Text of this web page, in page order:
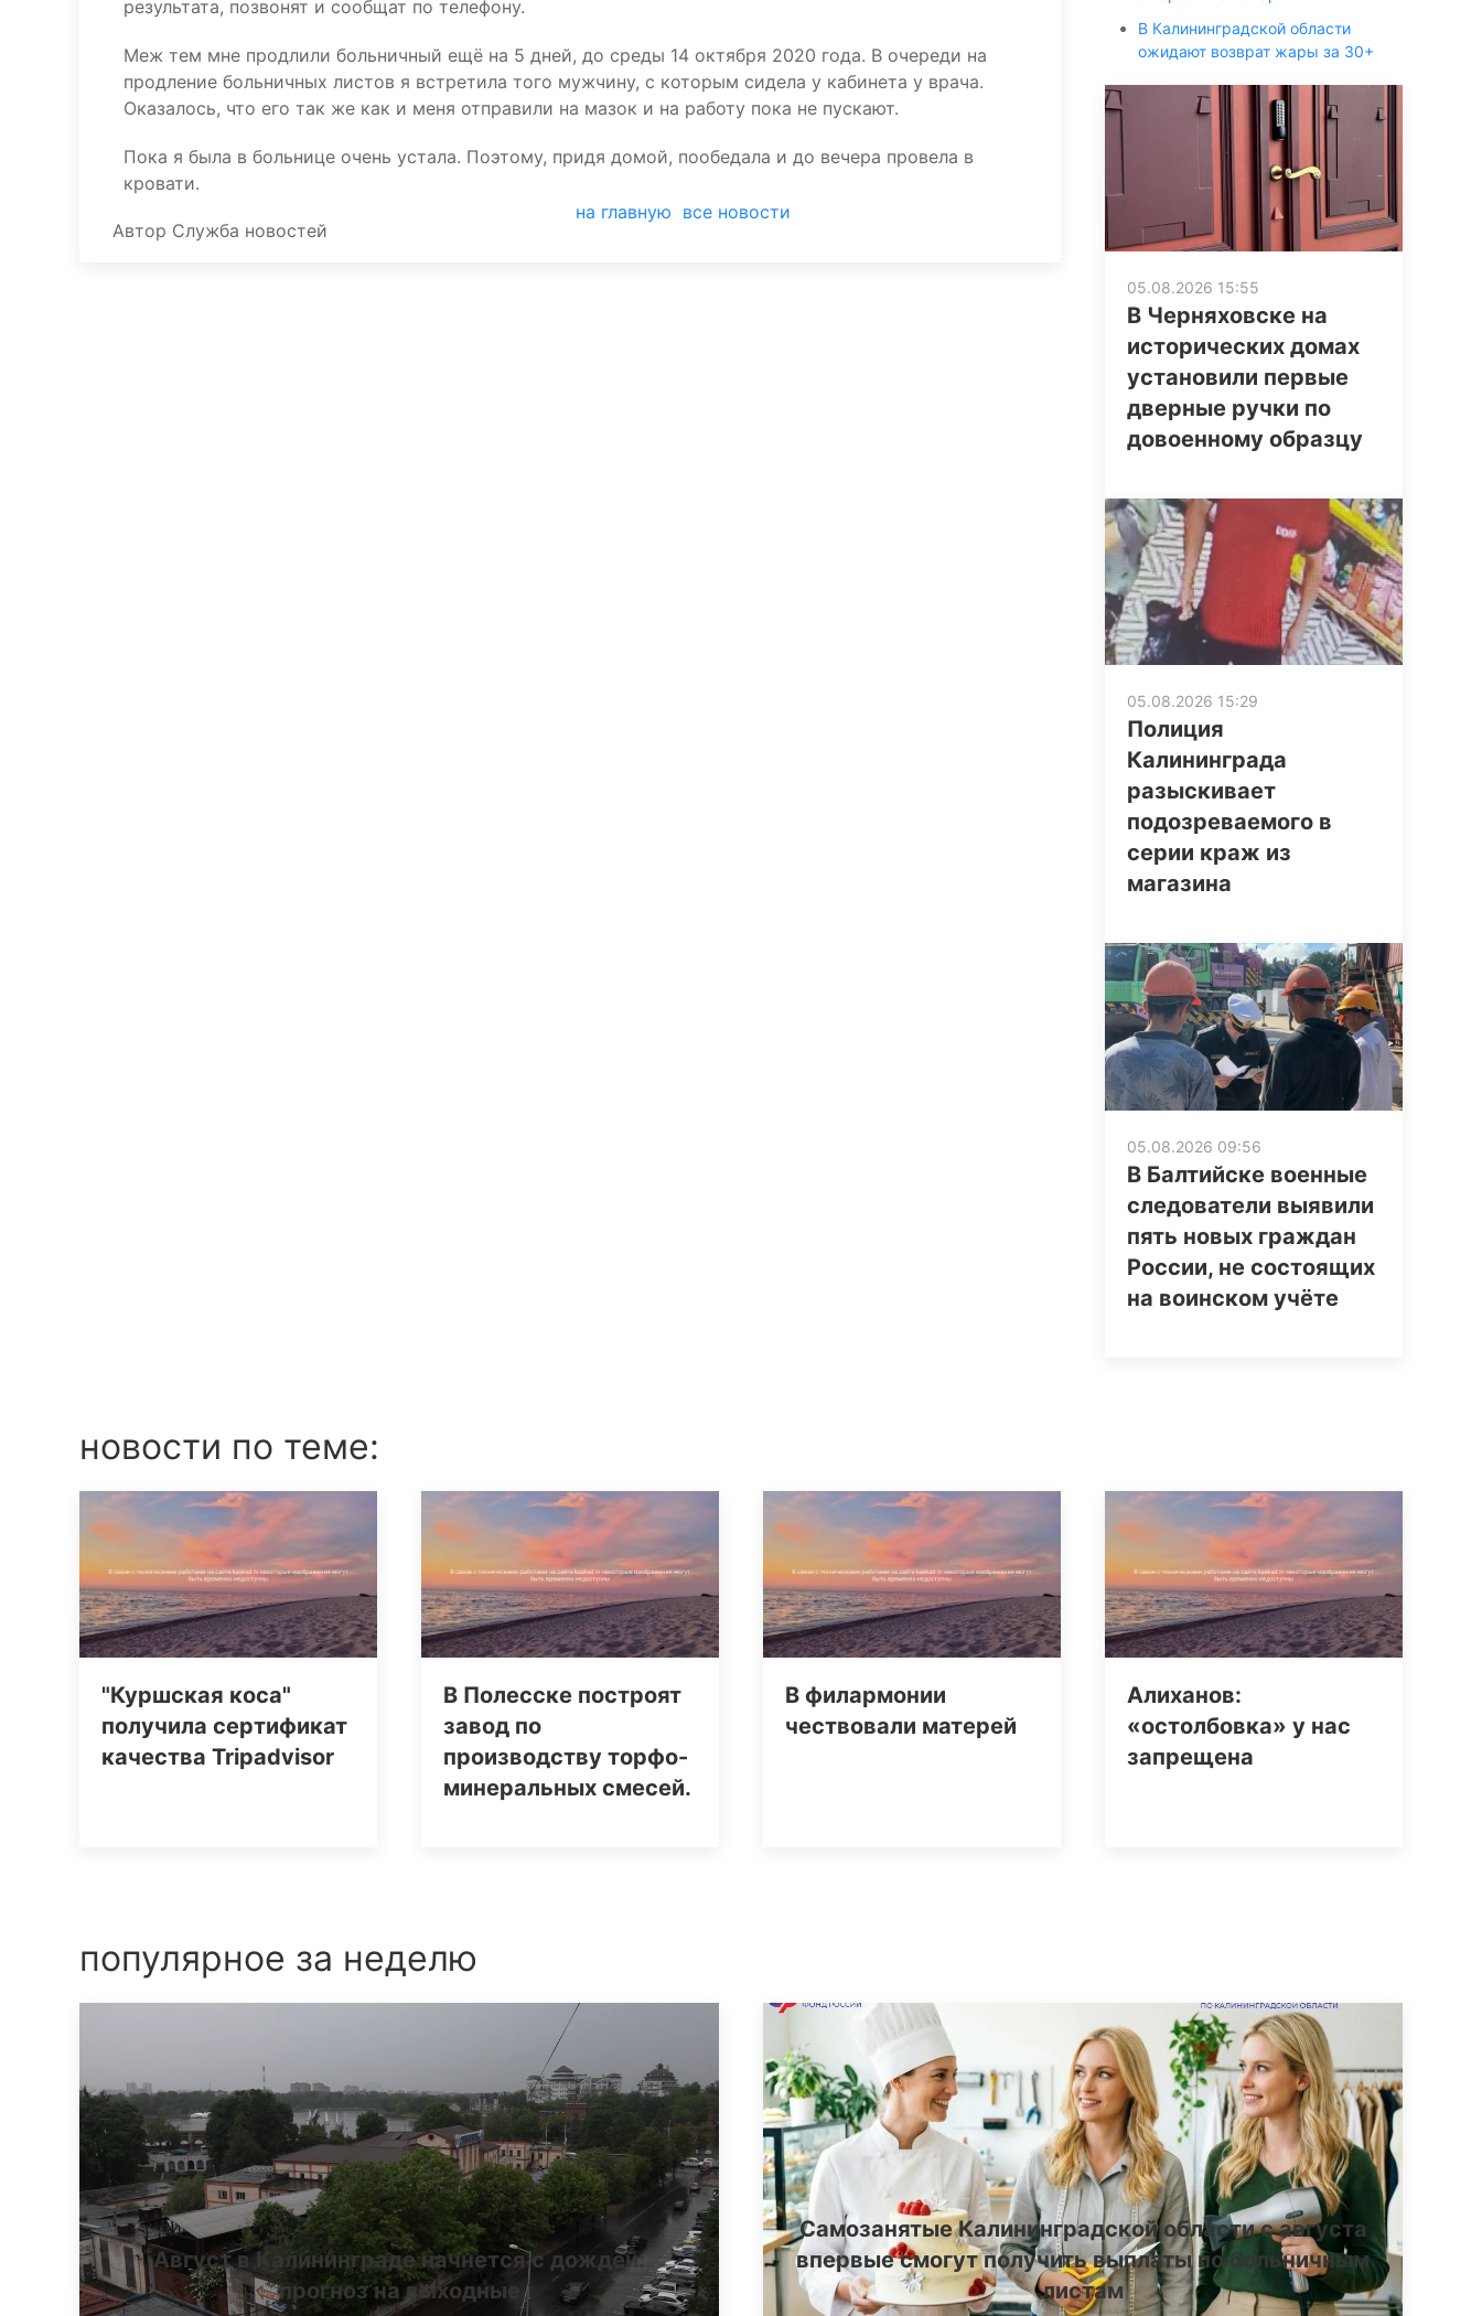
результата, позвонят и сообщат по телефону.
Меж тем мне продлили больничный ещё на 5 дней, до среды 14 октября 2020 года. В очереди на
продление больничных листов я встретила того мужчину, с которым сидела у кабинета у врача.
Оказалось, что его так же как и меня отправили на мазок и на работу пока не пускают.
Пока я была в больнице очень устала. Поэтому, придя домой, пообедала и до вечера провела в
кровати.
Автор Служба новостей
на главную все новости
В Калининградской области
ожидают возврат жары за 30+
05.08.2026 15:55
В Черняховске на
исторических домах
установили первые
дверные ручки по
довоенному образцу
05.08.2026 15:29
Полиция
Калининграда
разыскивает
подозреваемого в
серии краж из
магазина
05.08.2026 09:56
В Балтийске военные
следователи выявили
пять новых граждан
России, не состоящих
на воинском учёте
новости по теме:
"Куршская коса"
получила сертификат
качества Tripаdvisor
В Полесске построят
завод по
производству торфо-
минеральных смесей.
В филармонии
чествовали матерей
Алиханов:
«остолбовка» у нас
запрещена
популярное за неделю
Август в Калининграде начнется с дождей:
прогноз на выходные
Самозанятые Калининградской области с августа
впервые смогут получить выплаты по больничным
листам